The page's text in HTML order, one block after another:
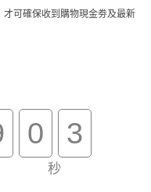
原裝行貨保證
可確保收到購物現金劵及最新
0 3
秒